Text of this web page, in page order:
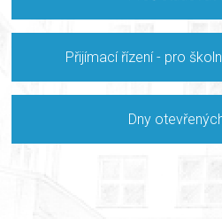
Přijímací řízení - pro
Dny